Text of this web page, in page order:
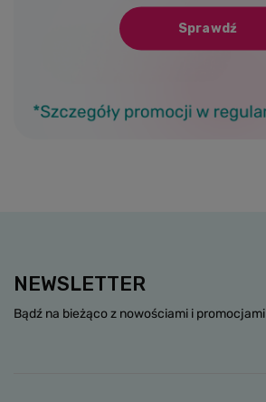
Sprawdź
NEWSLETTER
Bądź na bieżąco z nowościami i promocjami